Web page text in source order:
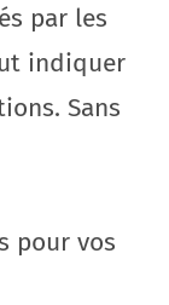
par les
indiquer
Sans
pour vos